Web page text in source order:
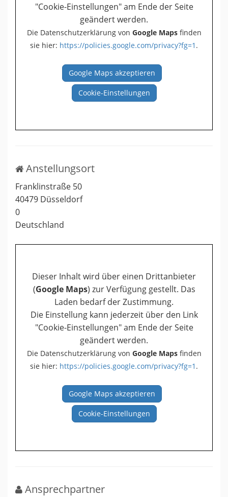
"Cookie-Einstellungen" am Ende der Seite
geändert werden.
Die Datenschutzerklärung von Google Mapsfinden
sie hier: https://policies.google.com/privacy?fg=1 .
Google Maps akzeptieren
Cookie-Einstellungen
Anstellungsort
Franklinstraße 50
40479 Düsseldorf
0
Deutschland
Dieser Inhalt wird über einen Drittanbieter
(Google Maps) zur Verfügung gestellt. Das
Laden bedarf der Zustimmung.
Die Einstellung kann jederzeit über den Link
"Cookie-Einstellungen" am Ende der Seite
geändert werden.
Die Datenschutzerklärung von Google Mapsfinden
sie hier: https://policies.google.com/privacy?fg=1 .
Google Maps akzeptieren
Cookie-Einstellungen
Ansprechpartner